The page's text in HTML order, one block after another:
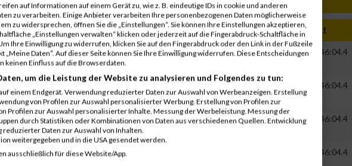
Name Last Name Jahr Nation Verein Net Brut
Groschwitz RB 0000 GER Robert Bosch GmbH 00:39:41.0 01:46:04.4
Groschwitz RB Robert Bosch GmbH 01:46:04.4
Groschwitz RB 0000 GER Robert Bosch GmbH 00:39:41.0 01:46:04.4
Groschwitz RB 0000 01:46:04.4
auf Informationen auf einem Gerät zu, wie z. B. eindeutige IDs in cookie und anderen
zu verarbeiten. Einige Anbieter verarbeiten Ihre personenbezogenen Daten möglicherweise
zu widersprechen, öffnen Sie die „Einstellungen“. Sie können Ihre Einstellungen akzeptieren,
„Einstellungen verwalten“ klicken oder jederzeit auf die Fingerabdruck-Schaltfläche in
Ihre Einwilligung zu widerrufen, klicken Sie auf den Fingerabdruck oder den Link in der Fußzeile
„Meine Daten“. Auf dieser Seite können Sie Ihre Einwilligung widerrufen. Diese Entscheidungen
keinen Einfluss auf die Browserdaten.
um die Leistung der Website zu analysieren und Folgendes zu tun:
einem Endgerät. Verwendung reduzierter Daten zur Auswahl von Werbeanzeigen. Erstellung
von Profilen zur Auswahl personalisierter Werbung. Erstellung von Profilen zur
Profilen zur Auswahl personalisierter Inhalte. Messung der Werbeleistung. Messung der
durch Statistiken oder Kombinationen von Daten aus verschiedenen Quellen. Entwicklung
Daten zur Auswahl von Inhalten.
weitergegeben und in die USA gesendet werden.
ausschließlich für diese Website/App.